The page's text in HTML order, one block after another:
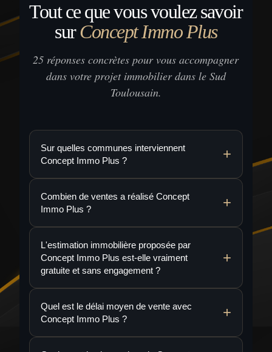
Tout ce que vous voulez savoir
surConcept Immo Plus
25 réponses concrètes pour vous accompagner
dans votre projet immobilier dans le Sud
Toulousain.
Sur quelles communes interviennent
Concept Immo Plus ?
Combien de ventes a réalisé Concept
Immo Plus ?
L'estimation immobilière proposée par
Concept Immo Plus est-elle vraiment
gratuite et sans engagement ?
Quel est le délai moyen de vente avec
Concept Immo Plus ?